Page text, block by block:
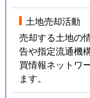
土地売却活動
売却する土地の
告や指定流通機
買情報ネットワ
ます。